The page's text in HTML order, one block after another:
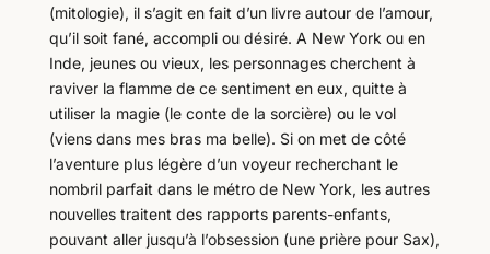
(mitologie), il s’agit en fait d’un livre autour de l’amour,
qu’il soit fané, accompli ou désiré. A New York ou en
Inde, jeunes ou vieux, les personnages cherchent à
raviver la flamme de ce sentiment en eux, quitte à
utiliser la magie (le conte de la sorcière) ou le vol
(viens dans mes bras ma belle). Si on met de côté
l’aventure plus légère d’un voyeur recherchant le
nombril parfait dans le métro de New York, les autres
nouvelles traitent des rapports parents-enfants,
pouvant aller jusqu’à l’obsession (une prière pour Sax),